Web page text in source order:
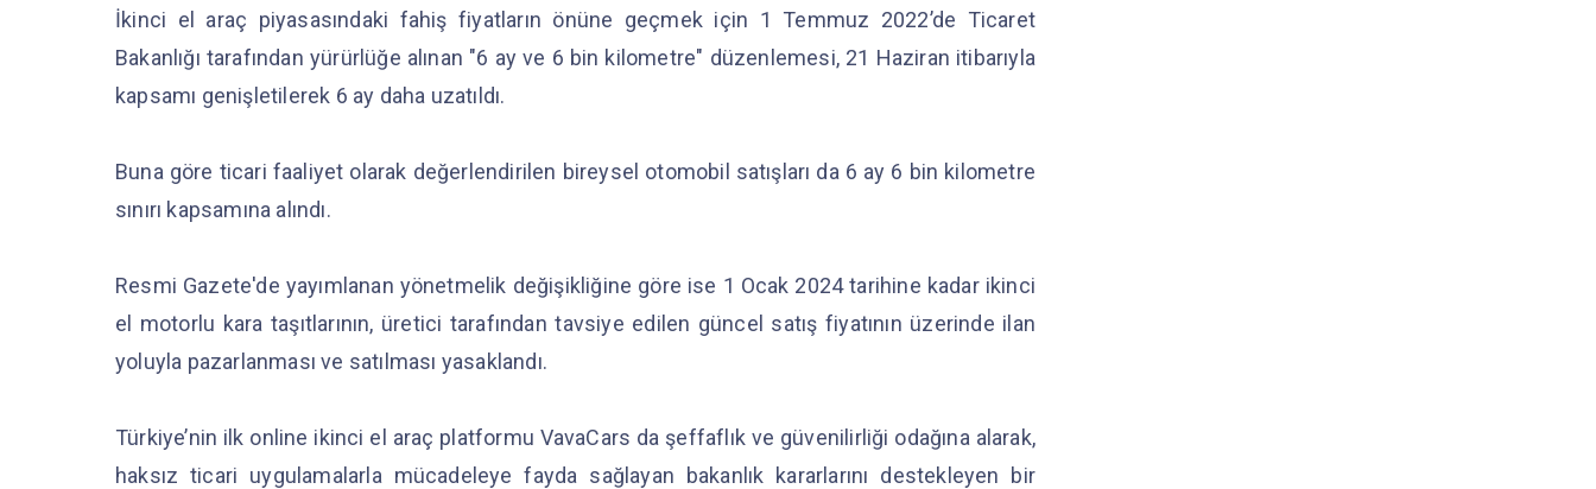
İkinci el araç piyasasındaki fahiş fiyatların önüne geçmek için 1 Temmuz 2022’de Ticaret
Bakanlığı tarafından yürürlüğe alınan "6 ay ve 6 bin kilometre" düzenlemesi, 21 Haziran itibarıyla
kapsamı genişletilerek 6 ay daha uzatıldı.
Buna göre ticari faaliyet olarak değerlendirilen bireysel otomobil satışları da 6 ay 6 bin kilometre
sınırı kapsamına alındı.
Resmi Gazete'de yayımlanan yönetmelik değişikliğine göre ise 1 Ocak 2024 tarihine kadar ikinci
el motorlu kara taşıtlarının, üretici tarafından tavsiye edilen güncel satış fiyatının üzerinde ilan
yoluyla pazarlanması ve satılması yasaklandı.
Türkiye’nin ilk online ikinci el araç platformu VavaCars da şeffaflık ve güvenilirliği odağına alarak,
haksız ticari uygulamalarla mücadeleye fayda sağlayan bakanlık kararlarını destekleyen bir